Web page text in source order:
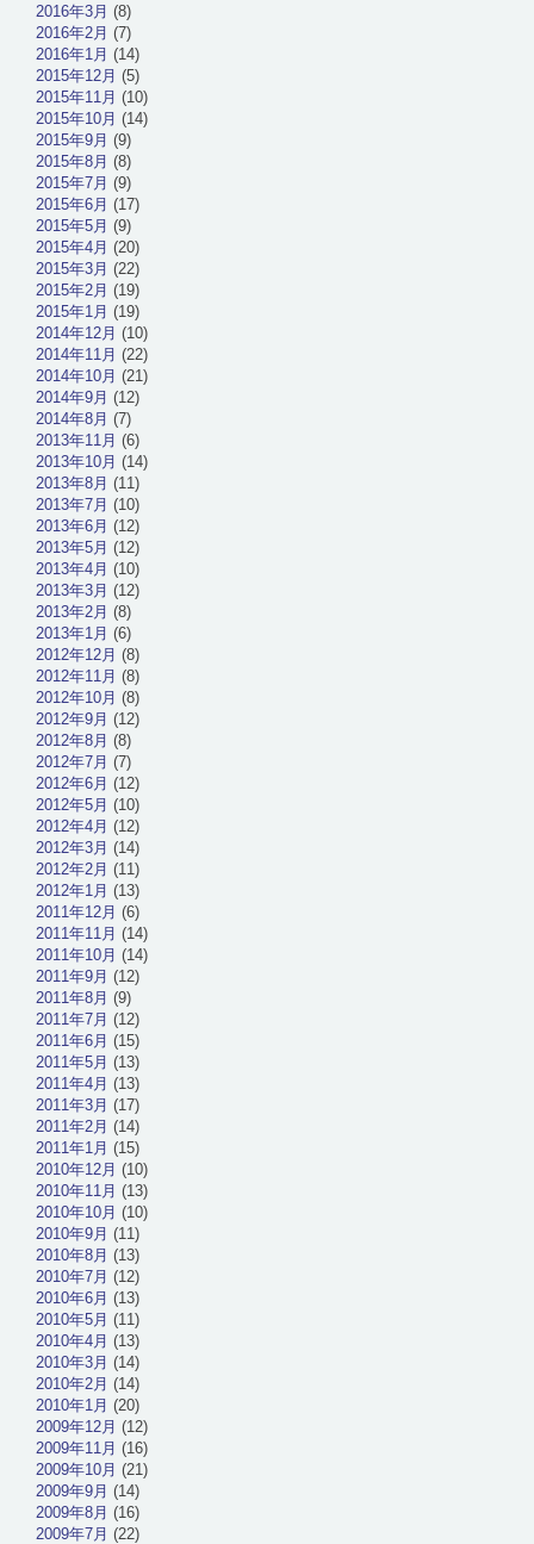
2016年3月 (8)
2016年2月 (7)
2016年1月 (14)
2015年12月 (5)
2015年11月 (10)
2015年10月 (14)
2015年9月 (9)
2015年8月 (8)
2015年7月 (9)
2015年6月 (17)
2015年5月 (9)
2015年4月 (20)
2015年3月 (22)
2015年2月 (19)
2015年1月 (19)
2014年12月 (10)
2014年11月 (22)
2014年10月 (21)
2014年9月 (12)
2014年8月 (7)
2013年11月 (6)
2013年10月 (14)
2013年8月 (11)
2013年7月 (10)
2013年6月 (12)
2013年5月 (12)
2013年4月 (10)
2013年3月 (12)
2013年2月 (8)
2013年1月 (6)
2012年12月 (8)
2012年11月 (8)
2012年10月 (8)
2012年9月 (12)
2012年8月 (8)
2012年7月 (7)
2012年6月 (12)
2012年5月 (10)
2012年4月 (12)
2012年3月 (14)
2012年2月 (11)
2012年1月 (13)
2011年12月 (6)
2011年11月 (14)
2011年10月 (14)
2011年9月 (12)
2011年8月 (9)
2011年7月 (12)
2011年6月 (15)
2011年5月 (13)
2011年4月 (13)
2011年3月 (17)
2011年2月 (14)
2011年1月 (15)
2010年12月 (10)
2010年11月 (13)
2010年10月 (10)
2010年9月 (11)
2010年8月 (13)
2010年7月 (12)
2010年6月 (13)
2010年5月 (11)
2010年4月 (13)
2010年3月 (14)
2010年2月 (14)
2010年1月 (20)
2009年12月 (12)
2009年11月 (16)
2009年10月 (21)
2009年9月 (14)
2009年8月 (16)
2009年7月 (22)